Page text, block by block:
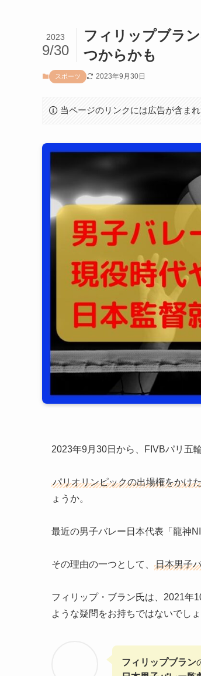
フィリップブラ
つからかも
2023
9/30
スポーツ 2023年9月30日
当ページのリンクには広告が含まれ
2023年9月30日から、FIVBパリ五
パリオリンピックの出場権をかけ
ょうか。
最近の男子バレー日本代表「龍神
その理由の一つとして、 日本男子
フィリップ・ブラン氏は、2021年
ような疑問をお持ちではないでし
フィリップブラン